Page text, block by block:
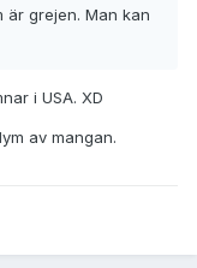
är grejen. Man kan
i USA. XD
av mangan.